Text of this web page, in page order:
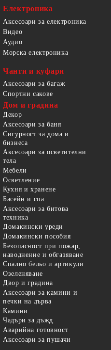
Електроника
Аксесоари за електроника
Видео
Аудио
Морска електроника
Чанти и куфари
Аксесоари за багаж
Спортни сакове
Дом и градина
Декор
Аксесоари за баня
Сигурност за дома и
бизнеса
Аксесоари за осветителни
тела
Мебели
Осветление
Кухня и хранене
Басейн и спа
Аксесоари за битова
техника
Домакински уреди
Домакински пособия
Безопасност при пожар,
наводнение и обгазяване
Спално бельо и артикули
Озеленяване
Двор и градина
Аксесоари за камини и
печки на дърва
Камини
Чадъри за дъжд
Аварийна готовност
Аксесоари за пушачи